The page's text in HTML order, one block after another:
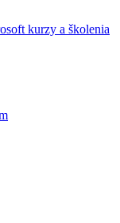
kurzy a školenia